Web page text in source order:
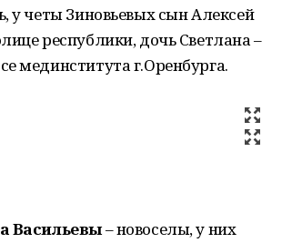
у четы Зиновьевых сын Алексей
республики, дочь Светлана –
мединститута г.Оренбурга.
Васильевы– новоселы, у них